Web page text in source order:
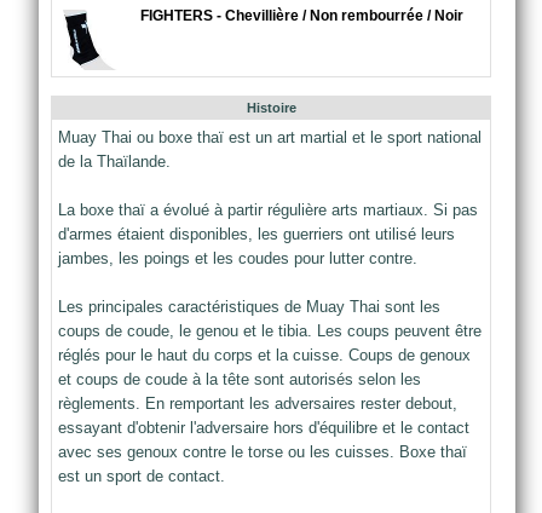
FIGHTERS - Chevillière / Non rembourrée / Noir
Histoire
Muay Thai ou boxe thaï est un art martial et le sport national
de la Thaïlande.
La boxe thaï a évolué à partir régulière arts martiaux. Si pas
d'armes étaient disponibles, les guerriers ont utilisé leurs
jambes, les poings et les coudes pour lutter contre.
Les principales caractéristiques de Muay Thai sont les
coups de coude, le genou et le tibia. Les coups peuvent être
réglés pour le haut du corps et la cuisse. Coups de genoux
et coups de coude à la tête sont autorisés selon les
règlements. En remportant les adversaires rester debout,
essayant d'obtenir l'adversaire hors d'équilibre et le contact
avec ses genoux contre le torse ou les cuisses. Boxe thaï
est un sport de contact.